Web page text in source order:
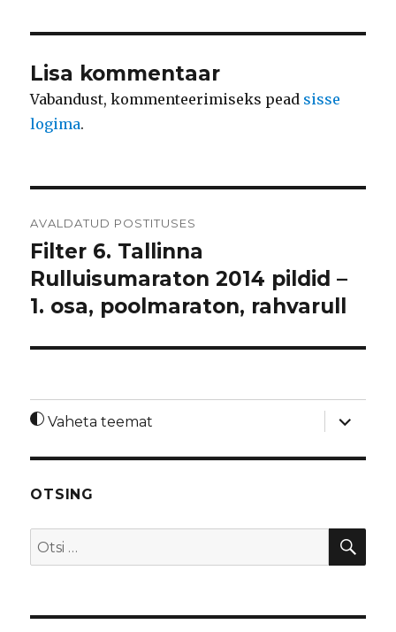
Lisa kommentaar
Vabandust, kommenteerimiseks pead sisse
logima.
AVALDATUD POSTITUSES
Filter 6. Tallinna
Rulluisumaraton 2014 pildid –
1. osa, poolmaraton, rahvarull
Vaheta teemat
laienda
OTSING
Otsi: